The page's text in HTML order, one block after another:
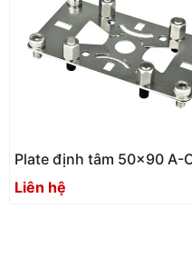
Plate định tâm 50×90 A-
3A-400079 | 50*90mm
centering plate
Liên hệ